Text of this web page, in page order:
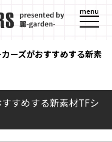
menu
ーズがおすすめする新素
すめする新素材TFシ